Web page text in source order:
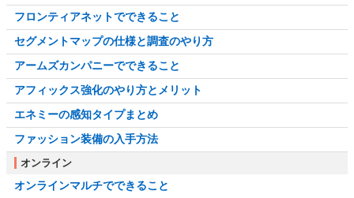
フロンティアネットでできること
セグメントマップの仕様と調査のやり方
アームズカンパニーでできること
アフィックス強化のやり方とメリット
エネミーの感知タイプまとめ
ファッション装備の入手方法
オンライン
オンラインマルチでできること